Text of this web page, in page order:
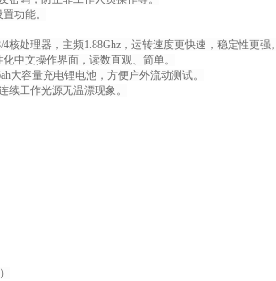
功能。
核处理器，主频1.88Ghz，运转速度更快速，稳定性更强。
中文操作界面，读数直观、简单。
大容量充电锂电池，方便户外流动测试。
续工作光源无温漂现象。